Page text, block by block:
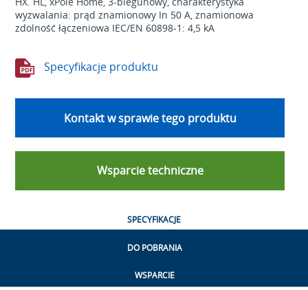
wyzwalania: prąd znamionowy In 50 A, znamionowa
zdolność łączeniowa IEC/EN 60898-1: 4,5 kA
Specyfikacje produktu
Kontakt w sprawie tego produktu
Wsparcie techniczne
SPECYFIKACJE
DO POBRANIA
WSPARCIE